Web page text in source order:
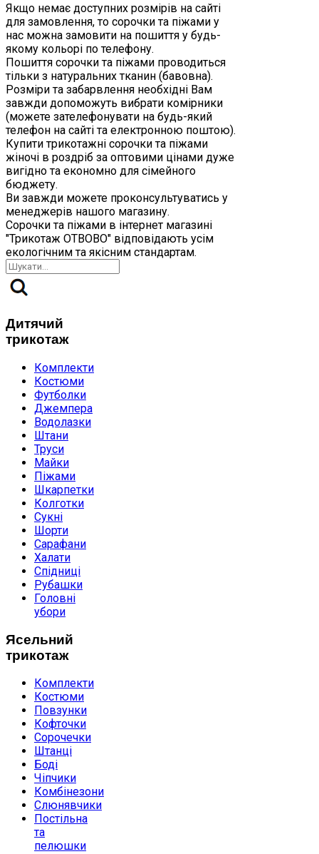
Якщо немає доступних розмірів на сайті
для замовлення, то сорочки та піжами у
нас можна замовити на пошиття у будь-
якому кольорі по телефону.
Пошиття сорочки та піжами проводиться
тільки з натуральних тканин (бавовна).
Розміри та забарвлення необхідні Вам
завжди допоможуть вибрати комірники
(можете зателефонувати на будь-який
телефон на сайті та електронною поштою).
Купити трикотажні сорочки та піжами
жіночі в роздріб за оптовими цінами дуже
вигідно та економно для сімейного
бюджету.
Ви завжди можете проконсультуватись у
менеджерів нашого магазину.
Сорочки та піжами в інтернет магазині
"Трикотаж ОТВОВО" відповідають усім
екологічним та якісним стандартам.
Дитячий
трикотаж
Комплекти
Костюми
Футболки
Джемпера
Водолазки
Штани
Труси
Майки
Піжами
Шкарпетки
Колготки
Сукні
Шорти
Сарафани
Халати
Спідниці
Рубашки
Головні
убори
Ясельний
трикотаж
Комплекти
Костюми
Повзунки
Кофточки
Сорочечки
Штанці
Боді
Чіпчики
Комбінезони
Слюнявчики
Постільна
та
пелюшки